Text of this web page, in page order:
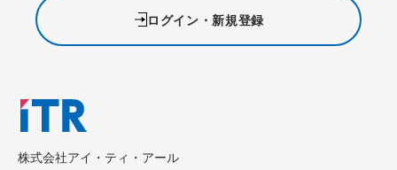
株式会社アイ・ティ・アール
ログイン・新規登録